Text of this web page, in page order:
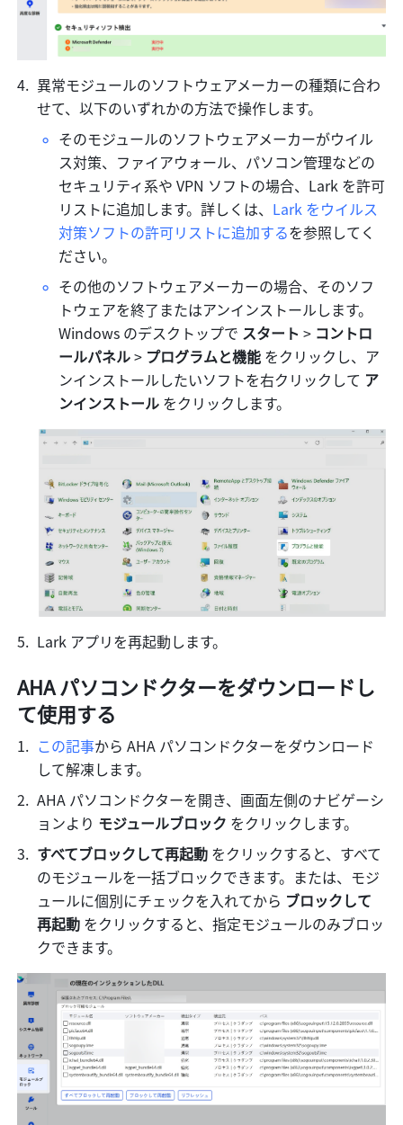
異常モジュールのソフトウェアメーカーの種類に合わ
せて、以下のいずれかの方法で操作します。
そのモジュールのソフトウェアメーカーがウイル
ス対策、ファイアウォール、パソコン管理などの
セキュリティ系や VPN ソフトの場合、Lark を許可
リストに追加します。詳しくは、 Lark をウイルス
対策ソフトの許可リストに追加するを参照してく
ださい。
その他のソフトウェアメーカーの場合、そのソフ
トウェアを終了またはアンインストールします。
Windows のデスクトップで スタート > コントロ
ールパネル > プログラムと機能 をクリックし、ア
ンインストールしたいソフトを右クリックして ア
ンインストール をクリックします。
Lark アプリを再起動します。
AHA パソコンドクターをダウンロードし
て使用する
この記事から AHA パソコンドクターをダウンロード
して解凍します。
AHA パソコンドクターを開き、画面左側のナビゲーシ
ョンより モジュールブロック をクリックします。
すべてブロックして再起動 をクリックすると、すべて
のモジュールを一括ブロックできます。または、モジ
ュールに個別にチェックを入れてから ブロックして
再起動 をクリックすると、指定モジュールのみブロッ
クできます。